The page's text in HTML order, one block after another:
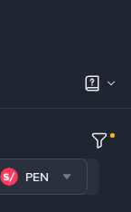
PEN